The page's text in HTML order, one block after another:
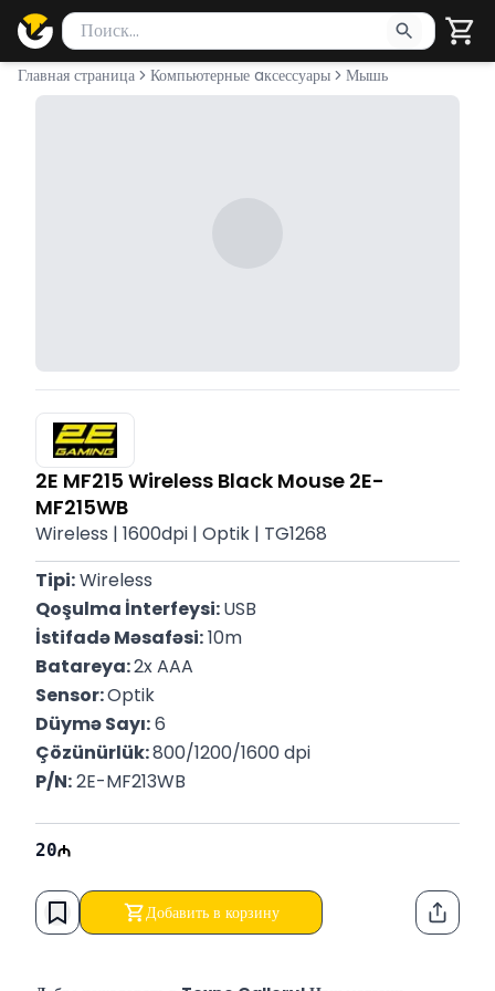
Поиск товаров
Введите минимум 2 символа для поиска. Нажмите Enter
Главная страница Компьютерные aксессуары Мышь
2E MF215 Wireless Black Mouse 2E-
MF215WB
Wireless | 1600dpi | Optik | TG1268
Tipi: Wireless
Qoşulma İnterfeysi: USB
İstifadə Məsafəsi: 10m
Batareya: 2x AAA
Sensor: Optik
Düymə Sayı: 6
Çözünürlük: 800/1200/1600 dpi
P/N: 2E-MF213WB
20
Добавить в корзину